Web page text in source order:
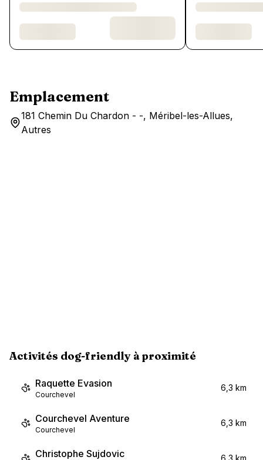
Emplacement
181 Chemin Du Chardon - -, Méribel-les-Allues,
Autres
Activités dog-friendly à proximité
Raquette Evasion
Courchevel
6,3 km
Courchevel Aventure
Courchevel
6,3 km
Christophe Sujdovic 6,3 km